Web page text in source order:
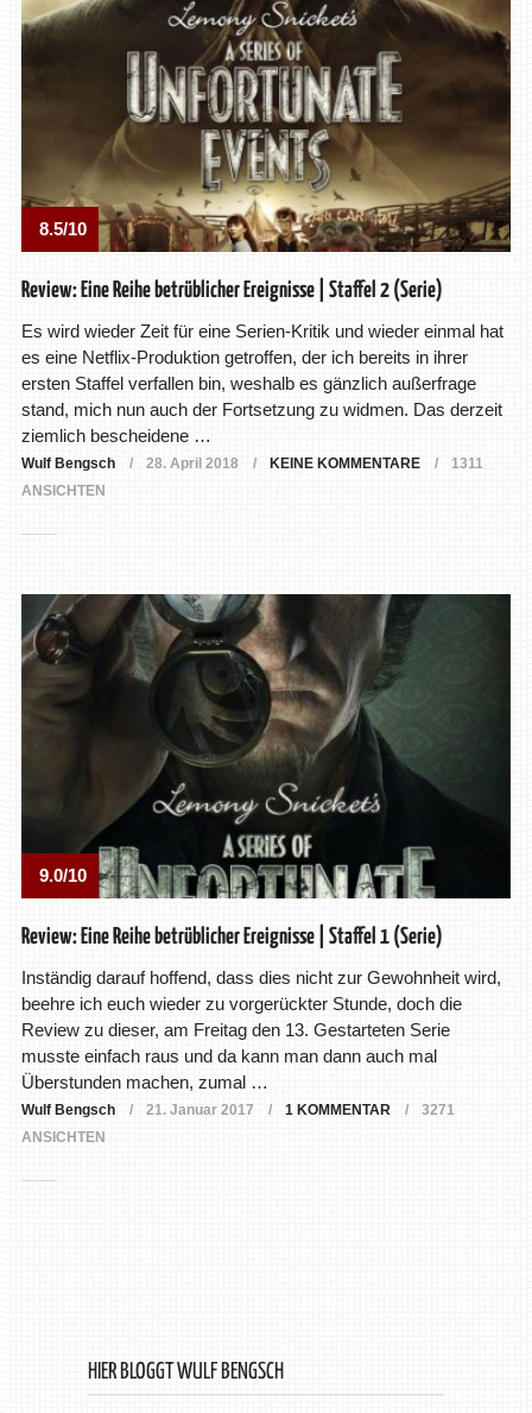
8.5/10
Review: Eine Reihe betrüblicher Ereignisse | Staffel 2 (Serie)
Es wird wieder Zeit für eine Serien-Kritik und wieder einmal hat
es eine Netflix-Produktion getroffen, der ich bereits in ihrer
ersten Staffel verfallen bin, weshalb es gänzlich außerfrage
stand, mich nun auch der Fortsetzung zu widmen. Das derzeit
ziemlich bescheidene …
Wulf Bengsch 28. April 2018 KEINE KOMMENTARE
1311
ANSICHTEN
9.0/10
Review: Eine Reihe betrüblicher Ereignisse | Staffel 1 (Serie)
Inständig darauf hoffend, dass dies nicht zur Gewohnheit wird,
beehre ich euch wieder zu vorgerückter Stunde, doch die
Review zu dieser, am Freitag den 13. Gestarteten Serie
musste einfach raus und da kann man dann auch mal
Überstunden machen, zumal …
Wulf Bengsch 21. Januar 2017 1 KOMMENTAR
3271
ANSICHTEN
HIER BLOGGT WULF BENGSCH